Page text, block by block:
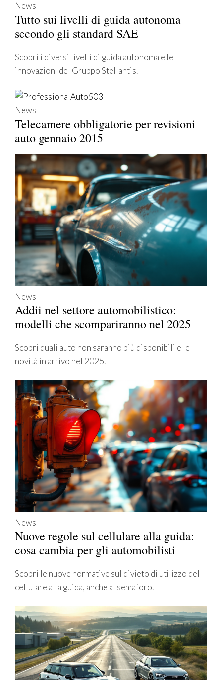
News
Tutto sui livelli di guida autonoma
secondo gli standard SAE
Scopri i diversi livelli di guida autonoma e le
innovazioni del Gruppo Stellantis.
News
Telecamere obbligatorie per revisioni
auto gennaio 2015
News
Addii nel settore automobilistico:
modelli che scompariranno nel 2025
Scopri quali auto non saranno più disponibili e le
novità in arrivo nel 2025.
News
Nuove regole sul cellulare alla guida:
cosa cambia per gli automobilisti
Scopri le nuove normative sul divieto di utilizzo del
cellulare alla guida, anche al semaforo.